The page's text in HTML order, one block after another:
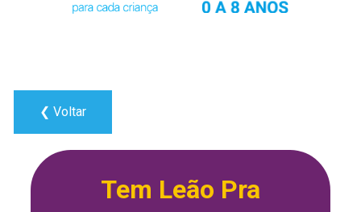
❮ Voltar
Tem Leão Pra